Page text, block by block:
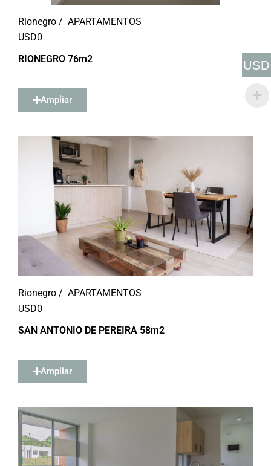
Rionegro / APARTAMENTOS
USD0
RIONEGRO 76m2
Ampliar
Rionegro / APARTAMENTOS
USD0
SAN ANTONIO DE PEREIRA 58m2
Ampliar
USD